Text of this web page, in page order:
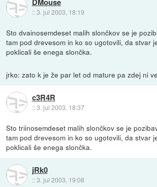
::3. jul 2003, 18:19
Sto dvainosemdeset malih slončkov se je
tam pod drevesom in ko so ugotovili, da stvar
poklicali še enega slončka.
jrko: zato k je že par let od mature pa zdej ni
c3R4R
::3. jul 2003, 18:37
Sto triinosemdeset malih slončkov se je
tam pod drevesom in ko so ugotovili, da stvar
poklicali še enega slončka.
jRk0
::3. jul 2003, 19:08